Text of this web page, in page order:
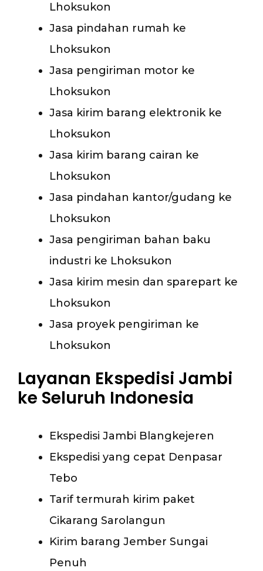
Lhoksukon
Jasa pindahan rumah ke
Lhoksukon
Jasa pengiriman motor ke
Lhoksukon
Jasa kirim barang elektronik ke
Lhoksukon
Jasa kirim barang cairan ke
Lhoksukon
Jasa pindahan kantor/gudang ke
Lhoksukon
Jasa pengiriman bahan baku
industri ke Lhoksukon
Jasa kirim mesin dan sparepart ke
Lhoksukon
Jasa proyek pengiriman ke
Lhoksukon
Layanan Ekspedisi Jambi
ke Seluruh Indonesia
Ekspedisi Jambi Blangkejeren
Ekspedisi yang cepat Denpasar
Tebo
Tarif termurah kirim paket
Cikarang Sarolangun
Kirim barang Jember Sungai
Penuh